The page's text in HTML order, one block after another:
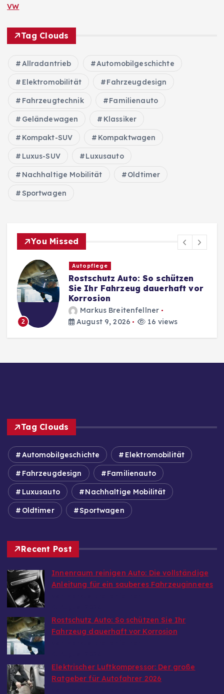
VW
Tag Clouds
Allradantrieb Automobilgeschichte
Elektromobilität Fahrzeugdesign
Fahrzeugtechnik Familienauto
Geländewagen Klassiker
Kompakt-SUV Kompaktwagen
Luxus-SUV Luxusauto
Nachhaltige Mobilität Oldtimer
Sportwagen
You Missed
2
Autopflege
Rostschutz Auto: So schützen
Sie Ihr Fahrzeug dauerhaft vor
Korrosion
Markus Breitenfellner
August 9, 2026
16 views
Tag Clouds
Automobilgeschichte Elektromobilität
Fahrzeugdesign Familienauto
Luxusauto Nachhaltige Mobilität
Oldtimer Sportwagen
Recent Post
Innenraum reinigen Auto: Die vollständige
Anleitung für ein sauberes Fahrzeuginneres
Rostschutz Auto: So schützen Sie Ihr
Fahrzeug dauerhaft vor Korrosion
Elektrischer Luftkompressor: Der große
Ratgeber für Autofahrer 2026